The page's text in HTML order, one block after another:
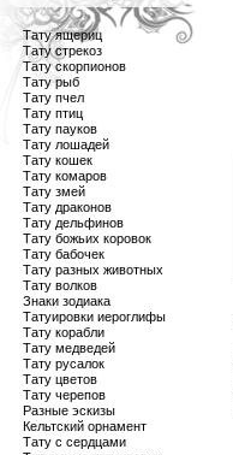
Тату ящериц
Тату стрекоз
Тату скорпионов
Тату рыб
Тату пчел
Тату птиц
Тату пауков
Тату лошадей
Тату кошек
Тату комаров
Тату змей
Тату драконов
Тату дельфинов
Тату божьих коровок
Тату бабочек
Тату разных животных
Тату волков
Знаки зодиака
Татуировки иероглифы
Тату корабли
Тату медведей
Тату русалок
Тату цветов
Тату черепов
Разные эскизы
Кельтский орнамент
Тату с сердцами